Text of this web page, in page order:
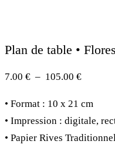
Plan de table •
7.00 € – 105.00 €Plage
prix :
7.00 €
à
• Format : 10 x 21 cm
• Impression : digitale,
• Papier Rives